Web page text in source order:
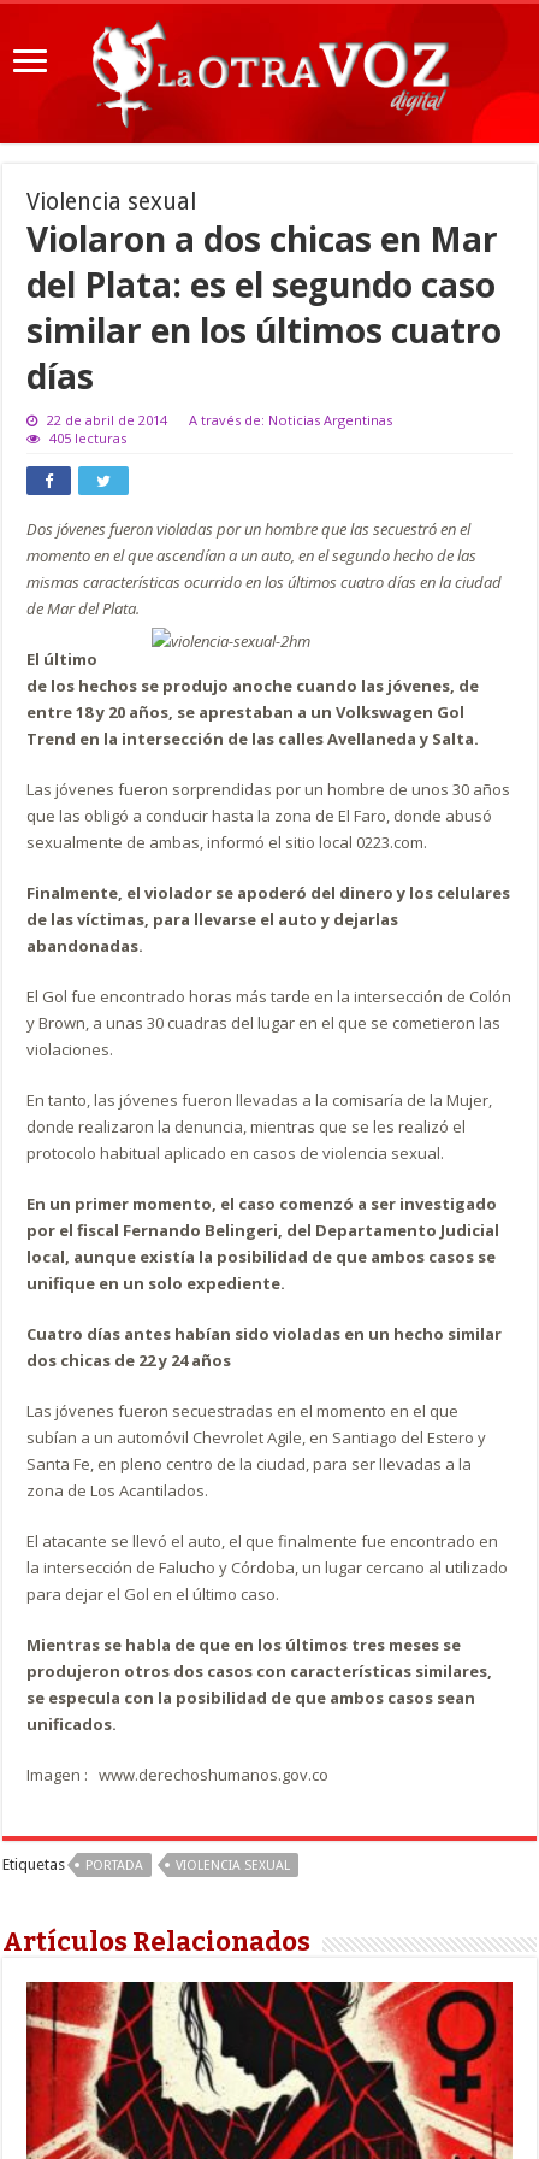
Violencia sexual
Violaron a dos chicas en Mar
del Plata: es el segundo caso
similar en los últimos cuatro
días
22 de abril de 2014
A través de: Noticias Argentinas
405 lecturas
Dos jóvenes fueron violadas por un hombre que las secuestró en el
momento en el que ascendían a un auto, en el segundo hecho de las
mismas características ocurrido en los últimos cuatro días en la ciudad
de Mar del Plata.
El último
de los hechos se produjo anoche cuando las jóvenes, de
entre 18 y 20 años, se aprestaban a un Volkswagen Gol
Trend en la intersección de las calles Avellaneda y Salta.
Las jóvenes fueron sorprendidas por un hombre de unos 30 años
que las obligó a conducir hasta la zona de El Faro, donde abusó
sexualmente de ambas, informó el sitio local 0223.com.
Finalmente, el violador se apoderó del dinero y los celulares
de las víctimas, para llevarse el auto y dejarlas
abandonadas.
El Gol fue encontrado horas más tarde en la intersección de Colón
y Brown, a unas 30 cuadras del lugar en el que se cometieron las
violaciones.
En tanto, las jóvenes fueron llevadas a la comisaría de la Mujer,
donde realizaron la denuncia, mientras que se les realizó el
protocolo habitual aplicado en casos de violencia sexual.
En un primer momento, el caso comenzó a ser investigado
por el fiscal Fernando Belingeri, del Departamento Judicial
local, aunque existía la posibilidad de que ambos casos se
unifique en un solo expediente.
Cuatro días antes habían sido violadas en un hecho similar
dos chicas de 22 y 24 años
Las jóvenes fueron secuestradas en el momento en el que
subían a un automóvil Chevrolet Agile, en Santiago del Estero y
Santa Fe, en pleno centro de la ciudad, para ser llevadas a la
zona de Los Acantilados.
El atacante se llevó el auto, el que finalmente fue encontrado en
la intersección de Falucho y Córdoba, un lugar cercano al utilizado
para dejar el Gol en el último caso.
Mientras se habla de que en los últimos tres meses se
produjeron otros dos casos con características similares,
se especula con la posibilidad de que ambos casos sean
unificados.
Imagen : www.derechoshumanos.gov.co
Etiquetas PORTADA VIOLENCIA SEXUAL
Artículos Relacionados